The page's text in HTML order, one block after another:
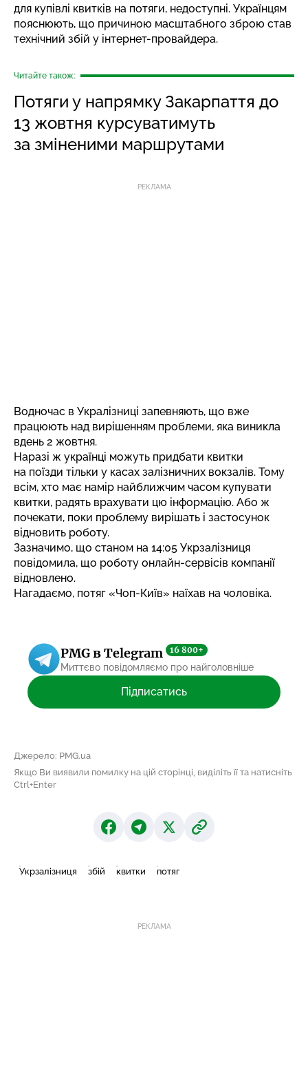
для купівлі квитків на потяги, недоступні. Українцям
пояснюють, що причиною масштабного зброю став
технічний збій у інтернет-провайдера.
Читайте також:
Потяги у напрямку Закарпаття до
13 жовтня курсуватимуть
за зміненими маршрутами
РЕКЛАМА
Водночас в Укралізниці запевняють, що вже
працюють над вирішенням проблеми, яка виникла
вдень 2 жовтня.
Наразі ж українці можуть придбати квитки
на поїзди тільки у касах залізничних вокзалів. Тому
всім, хто має намір найближчим часом купувати
квитки, радять врахувати цю інформацію. Або ж
почекати, поки проблему вирішать і застосунок
відновить роботу.
Зазначимо, що станом на 14:05 Укрзалізниця
повідомила, що роботу онлайн-сервісів компанії
відновлено.
Нагадаємо, потяг «Чоп-Київ» наїхав на чоловіка.
PMG в Telegram 16 800+
Миттєво повідомляємо про найголовніше
Підписатись
Джерело: PMG.ua
Якщо Ви виявили помилку на цій сторінці, виділіть її та натисніть
Ctrl+Enter
Укрзалізниця збій квитки потяг
РЕКЛАМА